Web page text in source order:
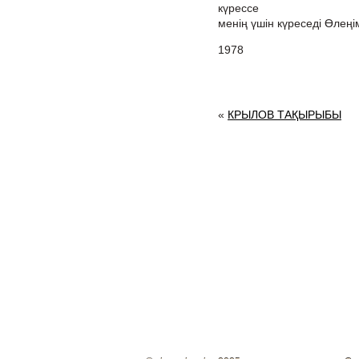
күрессе
менің үшін күреседі
1978
« КРЫЛОВ ТАҚЫРЫБЫ